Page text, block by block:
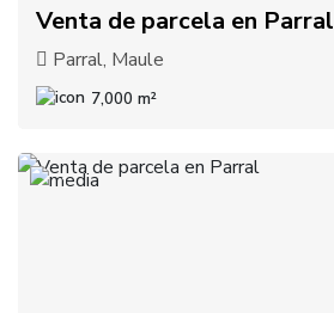
Venta de parcela en Parral
Parral, Maule
7,000 m²
1